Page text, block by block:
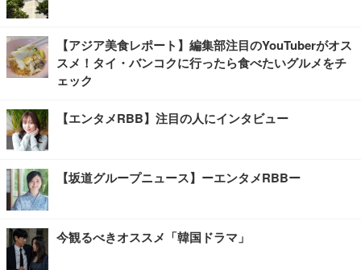
【アジア美食レポート】編集部注目のYouTuberがオス
スメ！タイ・バンコクに行ったら食べたいグルメをチ
ェック
【エンタメRBB】注目の人にインタビュー
【坂道グループニュース】ーエンタメRBBー
今観るべきオススメ「韓国ドラマ」